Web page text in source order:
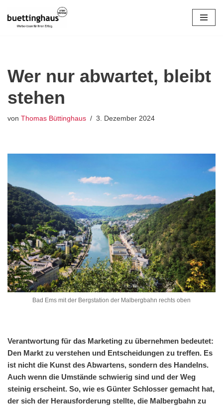
Zum
Wer nur abwartet, bleibt
stehen
von Thomas Büttinghaus 3. Dezember 2024
Bad Ems mit der Bergstation der Malbergbahn rechts oben
Verantwortung für das Marketing zu übernehmen bedeutet:
Den Markt zu verstehen und Entscheidungen zu treffen. Es
ist nicht die Kunst des Abwartens, sondern des Handelns.
Auch wenn die Umstände schwierig sind und der Weg
steinig erscheint. So, wie es Günter Schlosser gemacht hat,
der sich der Herausforderung stellte, die Malbergbahn zu